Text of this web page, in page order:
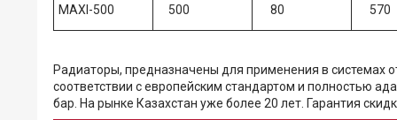
MAXI-500 500 80 570
Радиаторы, предназначены для применения в
соответствии с европейским стандартом и полностью
бар. На рынке Казахстан уже более 20 лет. Гарантия